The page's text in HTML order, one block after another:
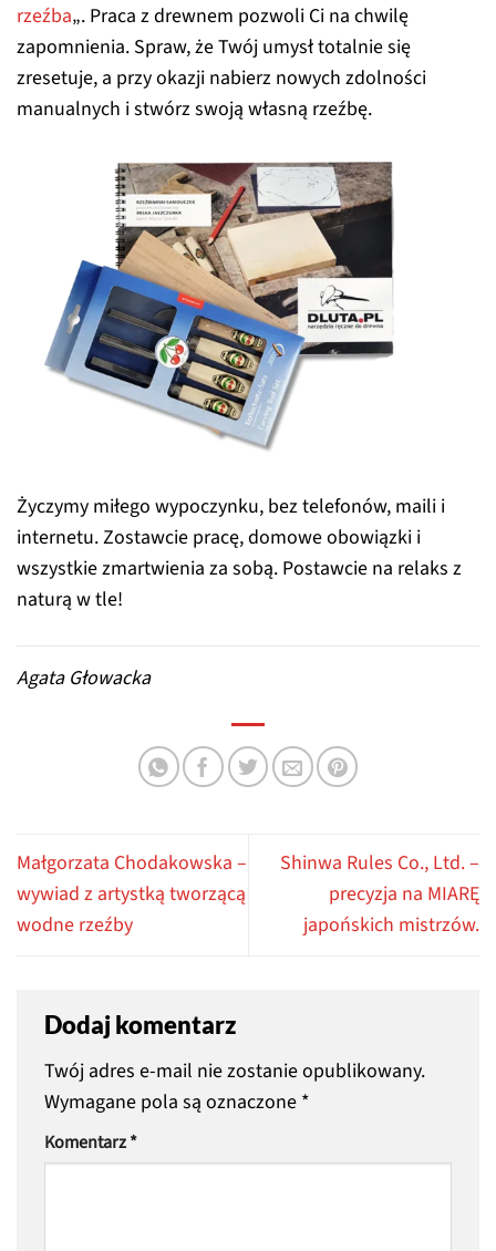
rzeźba„. Praca z drewnem pozwoli Ci na chwilę
zapomnienia. Spraw, że Twój umysł totalnie się
zresetuje, a przy okazji nabierz nowych zdolności
manualnych i stwórz swoją własną rzeźbę.
Życzymy miłego wypoczynku, bez telefonów, maili i
internetu. Zostawcie pracę, domowe obowiązki i
wszystkie zmartwienia za sobą. Postawcie na relaks z
naturą w tle!
Agata Głowacka
Małgorzata Chodakowska –
wywiad z artystką tworzącą
wodne rzeźby
Shinwa Rules Co., Ltd. –
precyzja na MIARĘ
japońskich mistrzów.
Dodaj komentarz
Twój adres e-mail nie zostanie opublikowany.
Wymagane pola są oznaczone *
Komentarz*